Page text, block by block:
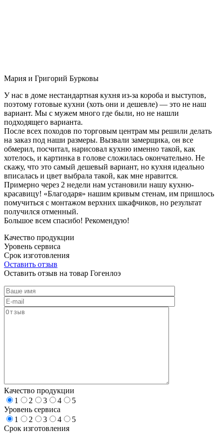
Мария и Григорий Бурковы
У нас в доме нестандартная кухня из-за короба и выступов,
поэтому готовые кухни (хоть они и дешевле) — это не наш
вариант. Мы с мужем много где были, но не нашли
подходящего варианта.
После всех походов по торговым центрам мы решили делать
на заказ под наши размеры. Вызвали замерщика, он все
обмерил, посчитал, нарисовал кухню именно такой, как
хотелось, и картинка в голове сложилась окончательно. Не
скажу, что это самый дешевый вариант, но кухня идеально
вписалась и цвет выбрала такой, как мне нравится.
Примерно через 2 недели нам установили нашу кухню-
красавицу! «Благодаря» нашим кривым стенам, им пришлось
помучиться с монтажом верхних шкафчиков, но результат
получился отменный.
Большое всем спасибо! Рекомендую!
Качество продукции
Уровень сервиса
Срок изготовления
Оставить отзыв
Оставить отзыв на товар Гогенлоэ
Качество продукции
1
2 3 4
5
Уровень сервиса
1
2 3 4
5
Срок изготовления